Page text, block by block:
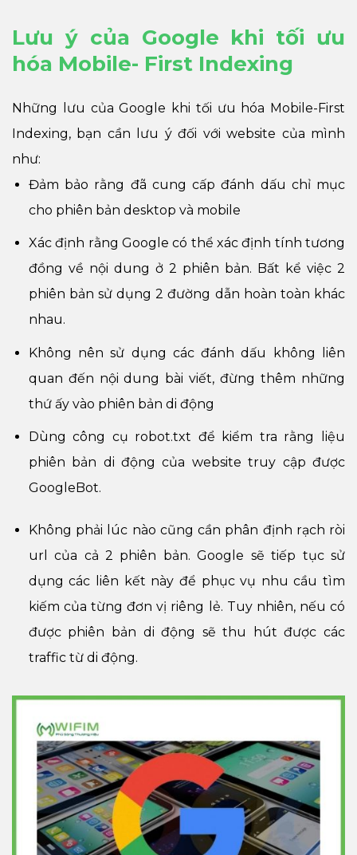
Lưu ý của Google khi tối ưu
hóa Mobile- First Indexing
Những lưu của Google khi tối ưu hóa Mobile-First
Indexing, bạn cần lưu ý đối với website của mình
như:
Đảm bảo rằng đã cung cấp đánh dấu chỉ mục
cho phiên bản desktop và mobile
Xác định rằng Google có thể xác định tính tương
đồng về nội dung ở 2 phiên bản. Bất kể việc 2
phiên bản sử dụng 2 đường dẫn hoàn toàn khác
nhau.
Không nên sử dụng các đánh dấu không liên
quan đến nội dung bài viết, đừng thêm những
thứ ấy vào phiên bản di động
Dùng công cụ robot.txt để kiểm tra rằng liệu
phiên bản di động của website truy cập được
GoogleBot.
Không phải lúc nào cũng cần phân định rạch ròi
url của cả 2 phiên bản. Google sẽ tiếp tục sử
dụng các liên kết này để phục vụ nhu cầu tìm
kiếm của từng đơn vị riêng lẻ. Tuy nhiên, nếu có
được phiên bản di động sẽ thu hút được các
traffic từ di động.